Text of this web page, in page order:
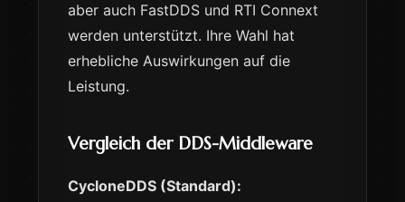
aber auch FastDDS und RTI Connext
werden unterstützt. Ihre Wahl hat
erhebliche Auswirkungen auf die
Leistung.
Vergleich der DDS-Middleware
CycloneDDS (Standard):